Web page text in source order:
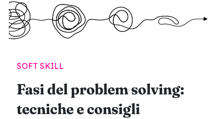
SOFT SKILL
Fasi del problem solving:
tecniche e consigli